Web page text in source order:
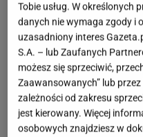
Tobie usług. W określonych
danych nie wymaga zgody i
uzasadniony interes
S.A. – lub Zaufanych
możesz się sprzeciwić,
Zaawansowanych” lub
zależności od zakresu
jest kierowany. Więcej
osobowych znajdziesz w